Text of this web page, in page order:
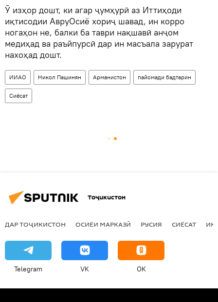
Ӯ изҳор дошт, ки агар ҷумҳурӣ аз Иттиҳоди
иқтисодии АвруОсиё хориҷ шавад, ин корро
ногаҳон не, балки ба таври нақшавӣ анҷом
медиҳад ва раъйпурсӣ дар ин масъала зарурат
нахоҳад дошт.
ИИАО Никол Пашинян Арманистон пайомади бадтарин
Сиёсат
Тоҷикистон
ДАР ТОҶИКИСТОН ОСИЁИ МАРКАЗӢ РУСИЯ СИЁСАТ
Telegram VK OK